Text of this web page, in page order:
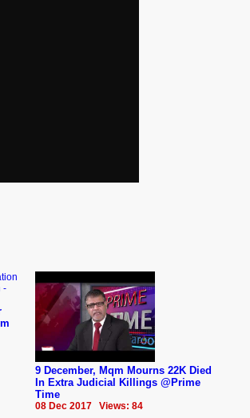
9 December, Mqm Mourns 22K Died
In Extra Judicial Killings @Prime
Time
08 Dec 2017 Views: 84